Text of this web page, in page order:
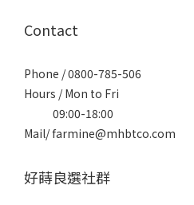
Contact
Phone / 0800-785-506
Hours / Mon to Fri
09:00-18:00
Mail/ farmine@mhbtco.com
好蒔良選社群